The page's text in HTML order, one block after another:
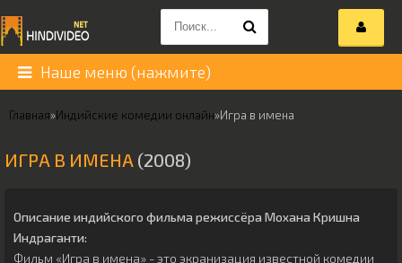
Наше меню (нажмите)
Главная»Индийские комедии онлайн»Игра в имена
ИГРА В ИМЕНА (2008)
Описание индийского фильма режиссёра Мохана Кришна
Индраганти:
Фильм «Игра в имена» - это экранизация известной комедии